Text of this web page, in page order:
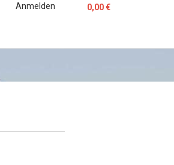
Anmelden 0,00 €